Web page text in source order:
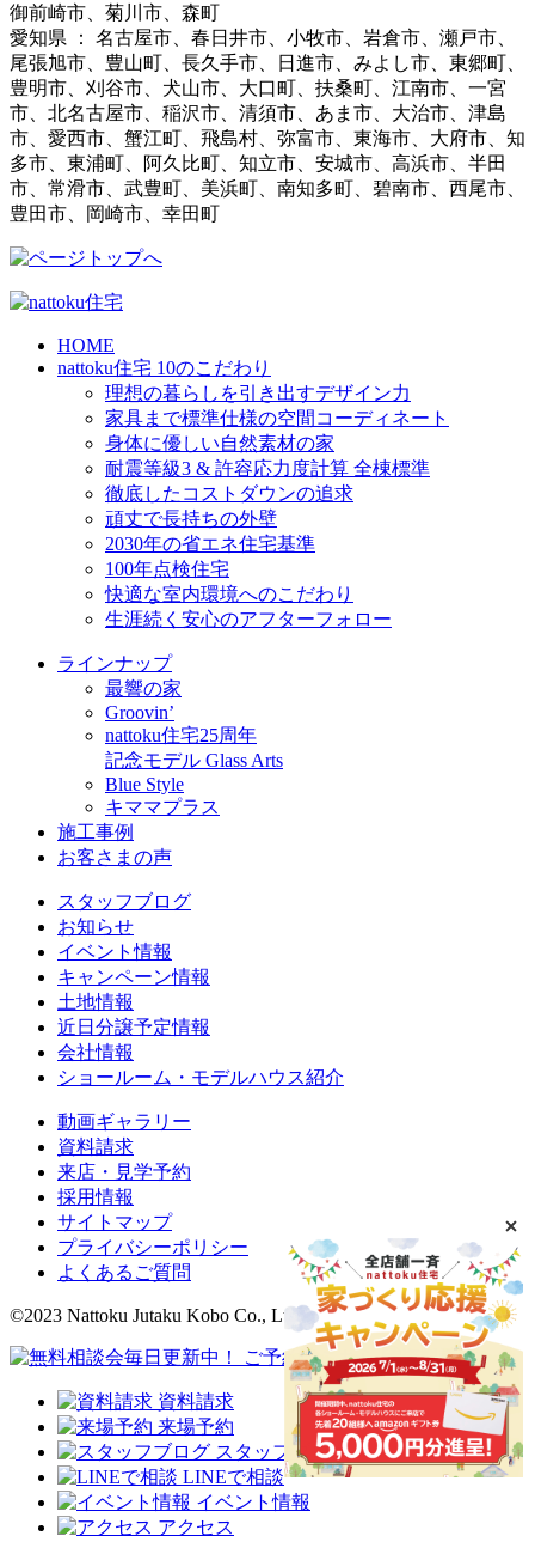
御前崎市、菊川市、森町
愛知県 ： 名古屋市、春日井市、小牧市、岩倉市、瀬戸市、
尾張旭市、豊山町、長久手市、日進市、みよし市、東郷町、
豊明市、刈谷市、犬山市、大口町、扶桑町、江南市、一宮
市、北名古屋市、稲沢市、清須市、あま市、大治市、津島
市、愛西市、蟹江町、飛島村、弥富市、東海市、大府市、知
多市、東浦町、阿久比町、知立市、安城市、高浜市、半田
市、常滑市、武豊町、美浜町、南知多町、碧南市、西尾市、
豊田市、岡崎市、幸田町
HOME
nattoku住宅 10のこだわり
理想の暮らしを引き出すデザイン力
家具まで標準仕様の空間コーディネート
身体に優しい自然素材の家
耐震等級3 & 許容応力度計算 全棟標準
徹底したコストダウンの追求
頑丈で長持ちの外壁
2030年の省エネ住宅基準
100年点検住宅
快適な室内環境へのこだわり
生涯続く安心のアフターフォロー
ラインナップ
最響の家
Groovin’
nattoku住宅25周年
記念モデル Glass Arts
Blue Style
キママプラス
施工事例
お客さまの声
スタッフブログ
お知らせ
イベント情報
キャンペーン情報
土地情報
近日分譲予定情報
会社情報
ショールーム・モデルハウス紹介
動画ギャラリー
資料請求
来店・見学予約
採用情報
サイトマップ
プライバシーポリシー
よくあるご質問
©2023 Nattoku Jutaku Kobo Co., Ltd.
資料請求
来場予約
スタッフブログ
LINEで相談
イベント情報
アクセス